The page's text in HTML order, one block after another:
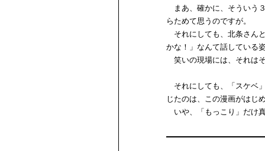
まあ、確かに、そういう
らためて思うのですが。
それにしても、北条さん
かな！」なんて話している
笑いの現場には、それは
それにしても、「スケベ
じたのは、この漫画がはじ
いや、「もっこり」だけ